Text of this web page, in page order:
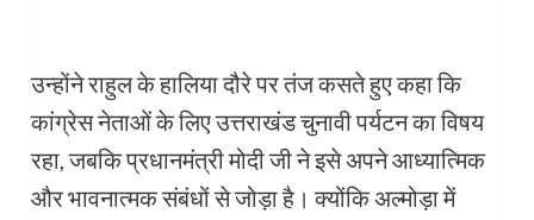
उन्होंने राहुल के हालिया दौरे पर तंज कसते हुए कहा कि
कांग्रेस नेताओं के लिए उत्तराखंड चुनावी पर्यटन का विषय
रहा, जबकि प्रधानमंत्री मोदी जी ने इसे अपने आध्यात्मिक
और भावनात्मक संबंधों से जोड़ा है। क्योंकि अल्मोड़ा में